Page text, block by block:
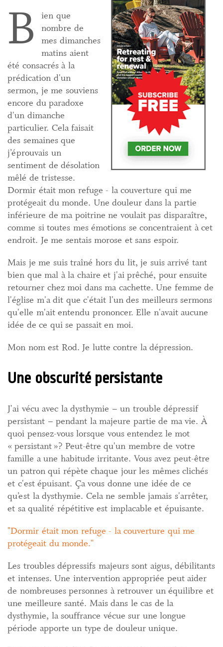
B
ien que
nombre de
mes dimanches
matins aient
été consacrés à la
prédication d'un
sermon, je me souviens
encore du paradoxe
d'un dimanche
particulier. Cela faisait
des semaines que
j’éprouvais un
sentiment de désolation
mêlé de tristesse.
Dormir était mon refuge - la couverture qui me
protégeait du monde. Une douleur dans la partie
inférieure de ma poitrine ne voulait pas disparaître,
comme si toutes mes émotions se concentraient à cet
endroit. Je me sentais morose et sans espoir.
Mais je me suis traîné hors du lit, je suis arrivé tant
bien que mal à la chaire et j'ai prêché, pour ensuite
retourner chez moi dans ma cachette. Une femme de
l'église m'a dit que c'était l'un des meilleurs sermons
qu'elle m'ait entendu prononcer. Elle n'avait aucune
idée de ce qui se passait en moi.
Mon nom est Rod. Je lutte contre la dépression.
Une obscurité persistante
J'ai vécu avec la dysthymie – un trouble dépressif
persistant – pendant la majeure partie de ma vie. À
quoi pensez-vous lorsque vous entendez le mot
« persistant »? Peut-être qu'un membre de votre
famille a une habitude irritante. Vous avez peut-être
un patron qui répète chaque jour les mêmes clichés
et c'est épuisant. Ça vous donne une idée de ce
qu’est la dysthymie. Cela ne semble jamais s'arrêter,
et sa qualité répétitive est implacable et épuisante.
Dormir était mon refuge - la couverture qui me
protégeait du monde.
Les troubles dépressifs majeurs sont aigus, débilitants
et intenses. Une intervention appropriée peut aider
de nombreuses personnes à retrouver un équilibre et
une meilleure santé. Mais dans le cas de la
dysthymie, la souffrance vécue sur une longue
période apporte un type de douleur unique.